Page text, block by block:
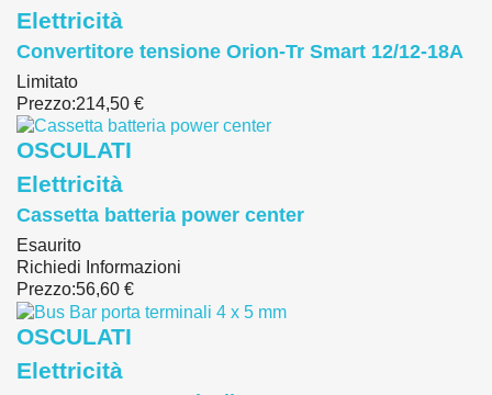
Elettricità
Convertitore tensione Orion-Tr Smart 12/12-18A
Limitato
Prezzo:214,50 €
OSCULATI
Elettricità
Cassetta batteria power center
Esaurito
Richiedi Informazioni
Prezzo:56,60 €
OSCULATI
Elettricità